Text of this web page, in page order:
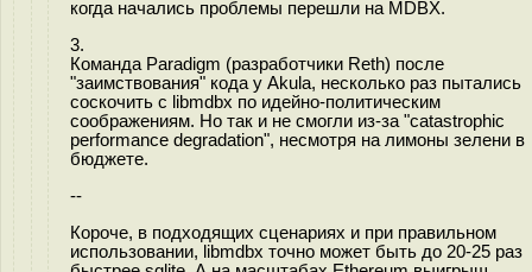
когда начались проблемы перешли на MDBX.
3.
Команда Paradigm (разработчики Reth) после
"заимствования" кода у Akula, несколько раз пытались
соскочить с libmdbx по идейно-политическим
соображениям. Но так и не смогли из-за "catastrophic
performance degradation", несмотря на лимоны зелени в
бюджете.
--
Короче, в подходящих сценариях и при правильном
использовании, libmdbx точно может быть до 20-25 раз